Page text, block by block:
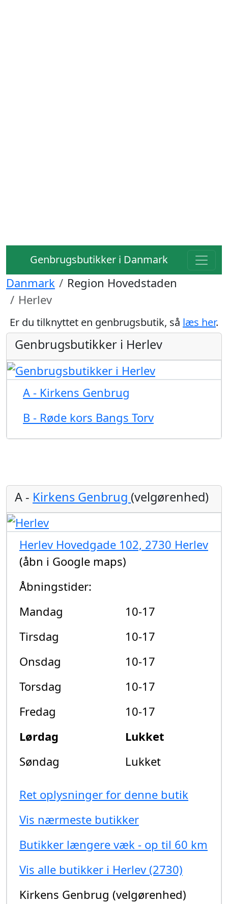
Genbrugsbutikker i Danmark
Danmark
Region Hovedstaden
Herlev
Er du tilknyttet en genbrugsbutik, så læs her.
Genbrugsbutikker i Herlev
A - Kirkens Genbrug
B - Røde kors Bangs Torv
A - Kirkens Genbrug (velgørenhed)
Herlev Hovedgade 102, 2730 Herlev
(åbn i Google maps)
Åbningstider:
Mandag
10-17
Tirsdag
10-17
Onsdag
10-17
Torsdag
10-17
Fredag
10-17
Lørdag
Lukket
Søndag
Lukket
Ret oplysninger for denne butik
Vis nærmeste butikker
Butikker længere væk - op til 60 km
Vis alle butikker i Herlev (2730)
Kirkens Genbrug (velgørenhed)